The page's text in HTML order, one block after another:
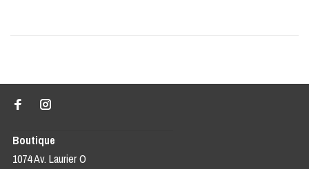
Boutique
1074 Av. Laurier O